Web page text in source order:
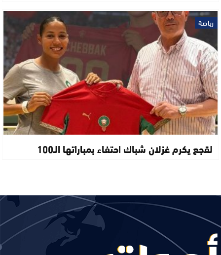
رياضة
لقجع يكرم غزلان شباك احتفاء بمباراتها الـ100